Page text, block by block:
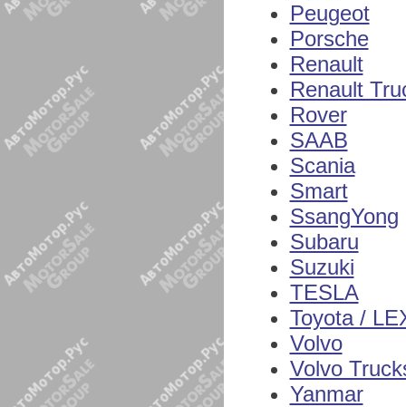
Peugeot
Porsche
Renault
Renault
Rover
SAAB
Scania
Smart
SsangYong
Subaru
Suzuki
TESLA
Toyota /
Volvo
Volvo
Yanmar